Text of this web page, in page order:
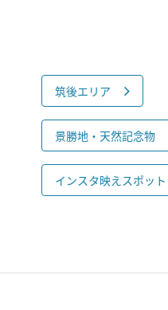
筑後エリア
景勝地・天然記念物
インスタ映えスポット